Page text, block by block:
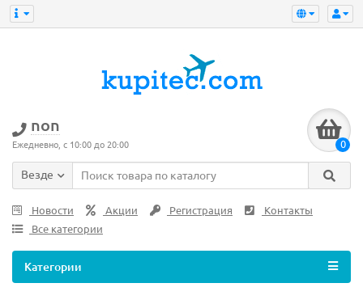
non
Ежедневно, с 10:00 до 20:00 0
Везде
Новости Акции Регистрация
Контакты
Все категории
Категории